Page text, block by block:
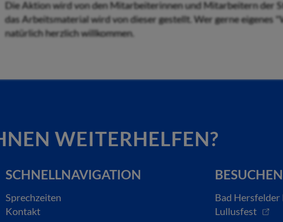
Die Aktion wird von den Mitarbeiterinnen und Mitarbeitern der
das Arbeitsmaterial wird von dieser gestellt. Wer gerne eigenes
natürlich herzlich willkommen.
WEITERHELFEN?
SCHNELLNAVIGATION
Sprechzeiten
Kontakt
Bad Hersfelder
Lullusfest